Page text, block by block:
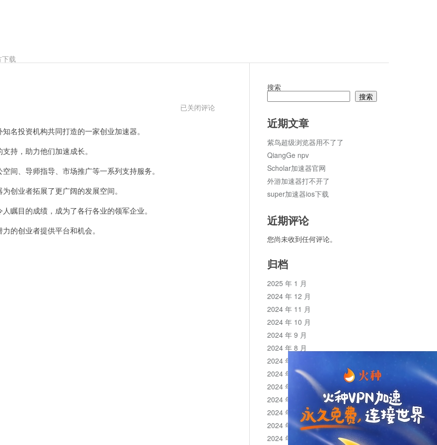
载
中
已关闭评论
投资机构共同打造的一家创业加速器。
持，助力他们加速成长。
、导师指导、市场推广等一系列支持服务。
业者拓展了更广阔的发展空间。
目的成绩，成为了各行各业的领军企业。
的创业者提供平台和机会。
搜索
搜索
近期文章
紫鸟超级浏览器用不了了
QiangGe npv
Scholar加速器官网
外游加速器打不开了
super加速器ios下载
近期评论
您尚未收到任何评论。
归档
2025 年 1 月
2024 年 12 月
2024 年 11 月
2024 年 10 月
2024 年 9 月
2024 年 8 月
2024 年 7 月
2024 年 6 月
2024 年 5 月
2024 年 4 月
2024 年 3 月
2024 年 2 月
2024 年 1 月